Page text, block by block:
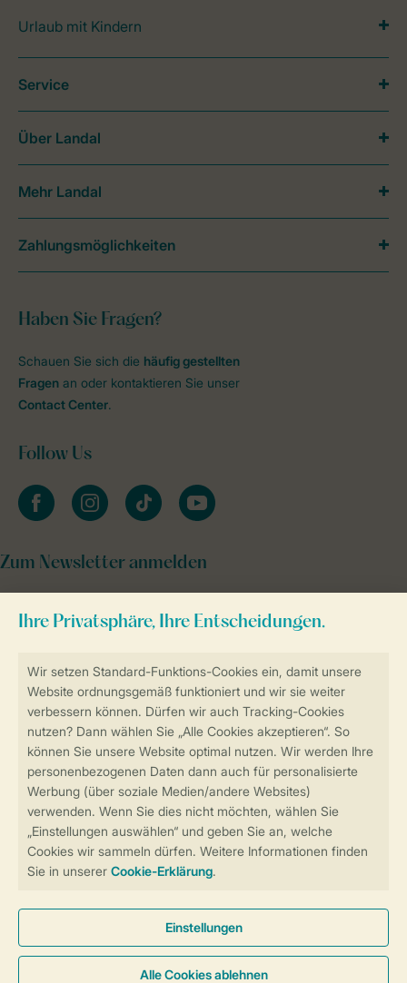
Sicherstellung Deiner Privatsphäre
Sicher und schnell zur Online-Buchung
Sichere Datenübertragung
Sicheres Bezahlen
Urlaub mit Kindern
Haben Sie Fragen?
Schauen Sie sich die häufig gestellten
Fragen an oder kontaktieren Sie unser
Contact Center.
Follow Us
facebookinstagramtiktok youtube
Zum Newsletter anmelden
Service
Über Landal
Mehr Landal
Zahlungsmöglichkeiten